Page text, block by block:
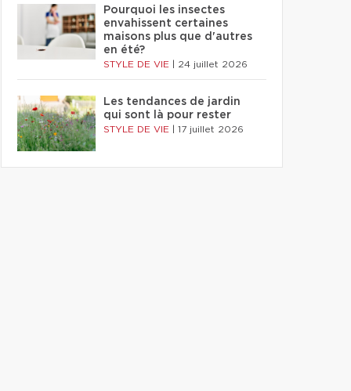
Pourquoi les insectes
envahissent certaines
maisons plus que d'autres
en été?
STYLE DE VIE 24 juillet 2026
Les tendances de jardin
qui sont là pour rester
STYLE DE VIE 17 juillet 2026